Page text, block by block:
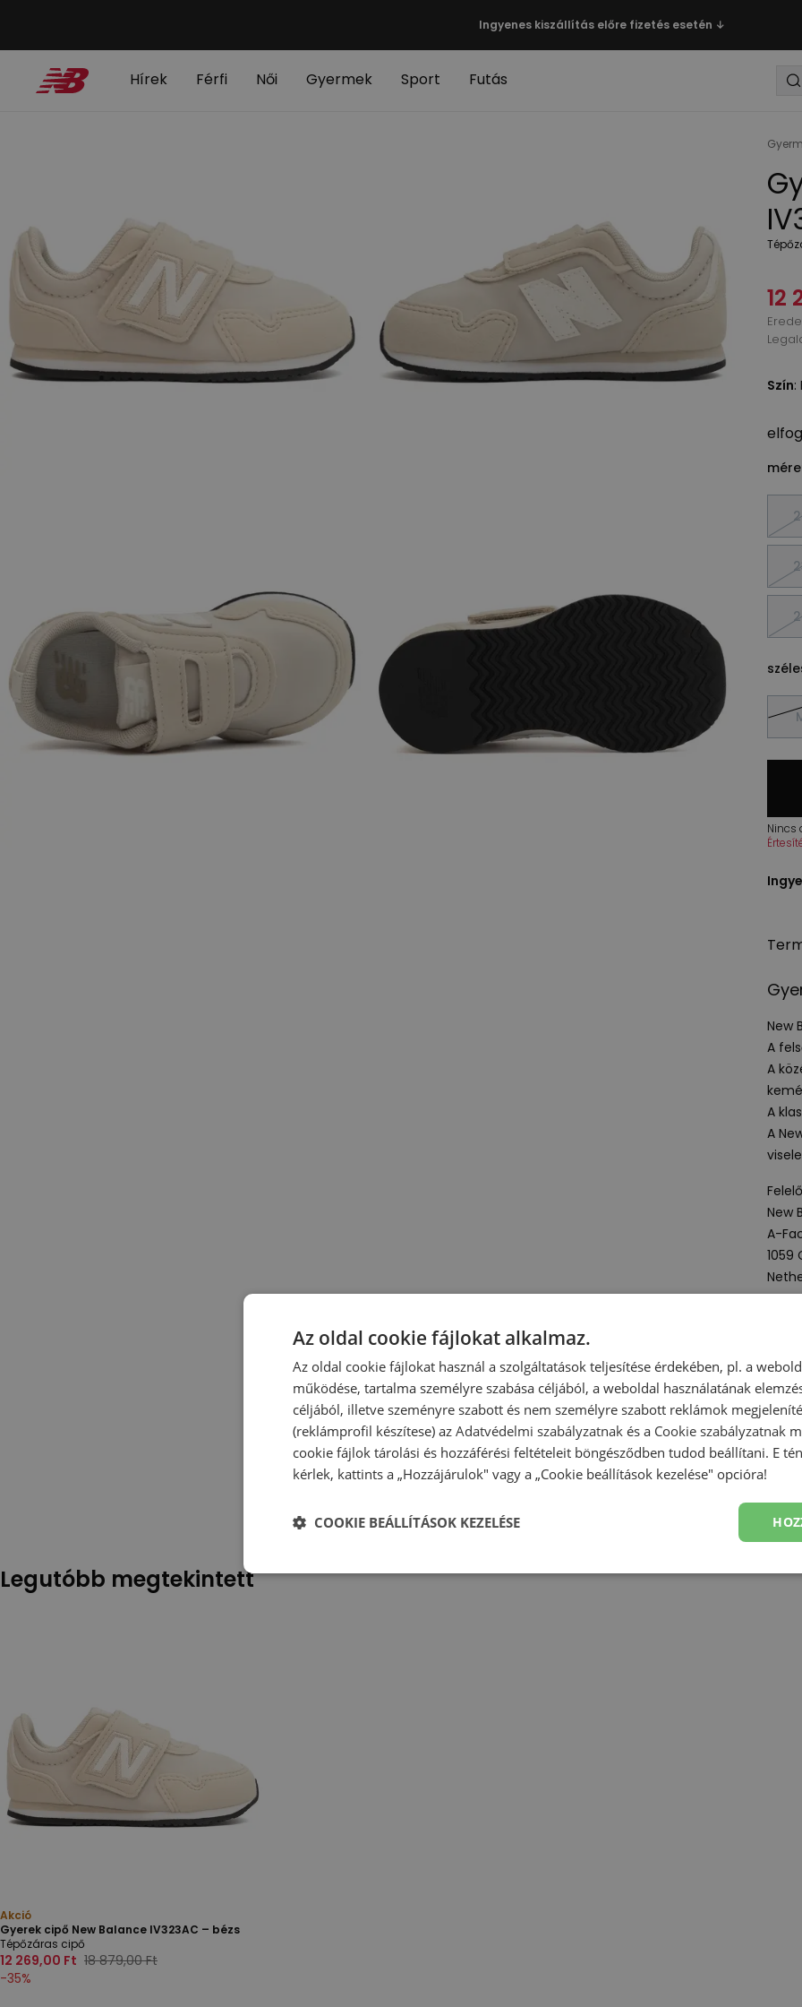
Ingyenes kiszállítás előre fizetés esetén ↓
Hírek Férfi Női Gyermek Sport Futás
12
Szín:
Nincs
New
A
A
A
A
New
A-
1059
Legutóbb megtekintett
Akció
Gyerek cipő New Balance IV323AC – bézs
Tépőzáras cipő
12 269,00 Ft 18 879,00 Ft
-35%
Az oldal cookie fájlokat alkalmaz.
Az oldal cookie fájlokat használ a szolgáltatások teljesítése érdekében, pl. a
működése, tartalma személyre szabása céljából, a weboldal használatának
céljából, illetve szeményre szabott és nem személyre szabott reklámok
(reklámprofil készítese) az Adatvédelmi szabályzatnak és a Cookie szabályzatnak
cookie fájlok tárolási és hozzáférési feltételeit böngésződben tudod beállítani. E
kérlek, kattints a „Hozzájárulok" vagy a „Cookie beállítások kezelése" opcióra!
COOKIE BEÁLLÍTÁSOK KEZELÉSE